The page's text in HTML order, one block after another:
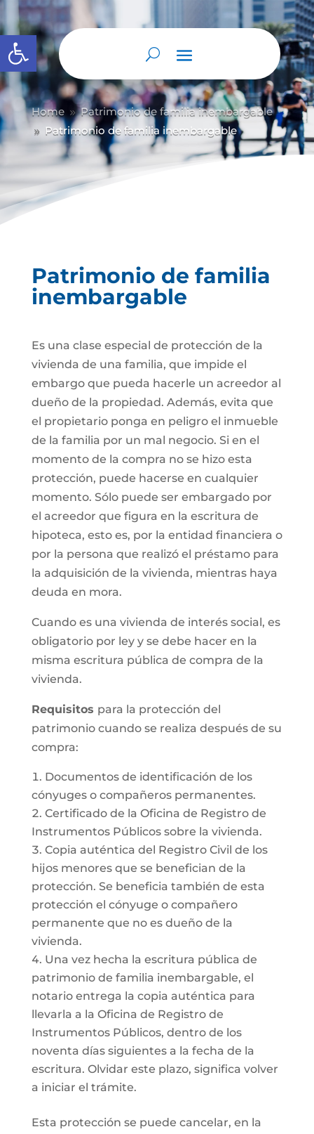
Abrir barra de herramientas
Home 9 Patrimonio de familia inembargable
9 Patrimonio de familia inembargable
Patrimonio de familia
inembargable
Es una clase especial de protección de la
vivienda de una familia, que impide el
embargo que pueda hacerle un acreedor al
dueño de la propiedad. Además, evita que
el propietario ponga en peligro el inmueble
de la familia por un mal negocio. Si en el
momento de la compra no se hizo esta
protección, puede hacerse en cualquier
momento. Sólo puede ser embargado por
el acreedor que figura en la escritura de
hipoteca, esto es, por la entidad financiera o
por la persona que realizó el préstamo para
la adquisición de la vivienda, mientras haya
deuda en mora.
Cuando es una vivienda de interés social, es
obligatorio por ley y se debe hacer en la
misma escritura pública de compra de la
vivienda.
Requisitos para la protección del
patrimonio cuando se realiza después de su
compra:
Documentos de identificación de los
cónyuges o compañeros permanentes.
Certificado de la Oficina de Registro de
Instrumentos Públicos sobre la vivienda.
Copia auténtica del Registro Civil de los
hijos menores que se benefician de la
protección. Se beneficia también de esta
protección el cónyuge o compañero
permanente que no es dueño de la
vivienda.
Una vez hecha la escritura pública de
patrimonio de familia inembargable, el
notario entrega la copia auténtica para
llevarla a la Oficina de Registro de
Instrumentos Públicos, dentro de los
noventa días siguientes a la fecha de la
escritura. Olvidar este plazo, significa volver
a iniciar el trámite.
Esta protección se puede cancelar, en la